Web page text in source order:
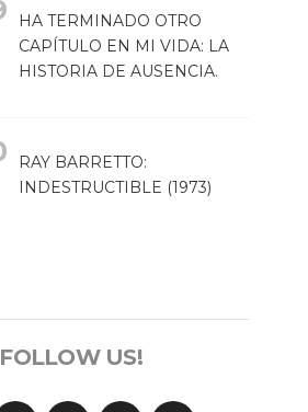
HA TERMINADO OTRO
CAPÍTULO EN MI VIDA: LA
HISTORIA DE AUSENCIA.
RAY BARRETTO:
INDESTRUCTIBLE (1973)
FOLLOW US!